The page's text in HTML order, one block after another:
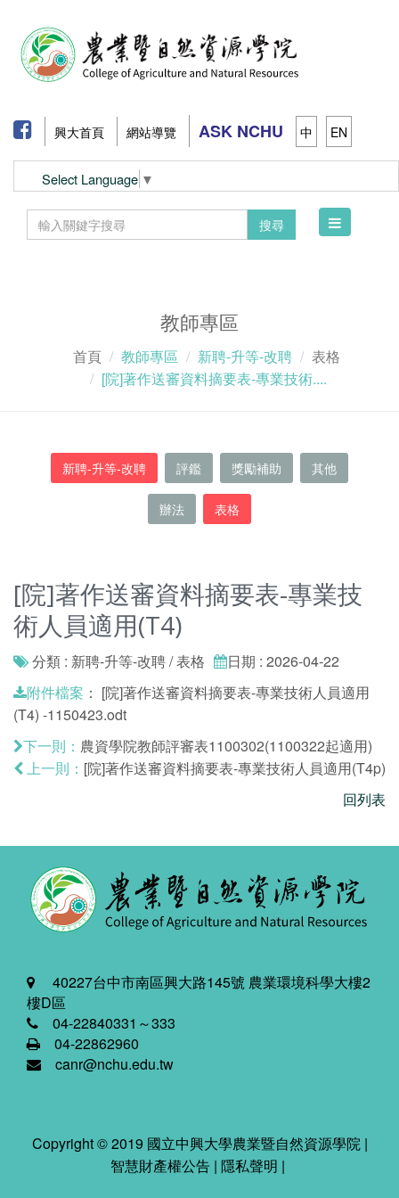
興大首頁 網站導覽 ASK NCHU 中 EN
Select Language ▼
搜尋
Toggle
教師專區
首頁 教師專區 新聘-升等-改聘
表格
[院]著作送審資料摘要表-專業技術....
新聘-升等-改聘 評鑑 獎勵補助 其他
辦法 表格
[院]著作送審資料摘要表-專業技
術人員適用(T4)
分類 : 新聘-升等-改聘 / 表格 日期 : 2026-04-22
附件檔案 ： [院]著作送審資料摘要表-專業技術人員適用
(T4) -1150423.odt
下一則： 農資學院教師評審表1100302(1100322起適用)
上一則： [院]著作送審資料摘要表-專業技術人員適用(T4p)
回列表
40227台中市南區興大路145號 農業環境科學大樓2
樓D區
04-22840331～333
04-22862960
canr@nchu.edu.tw
Copyright © 2019 國立中興大學農業暨自然資源學院 |
智慧財產權公告 | 隱私聲明 |